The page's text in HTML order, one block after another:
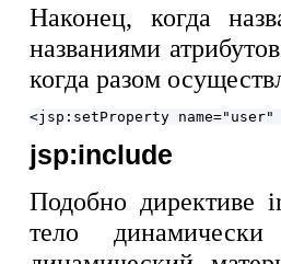
Наконец, когда
названиями
когда разом
jsp:include
Подобно директиве
тело